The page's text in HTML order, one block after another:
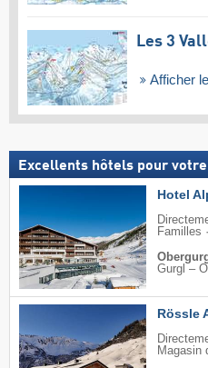
Les 3
Afficher
Excellents hôtels pour
Hotel
Familles
Gurgl –
Rössle
Magasin